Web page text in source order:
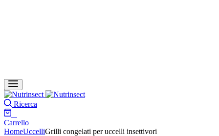
Ricerca
Carrello
HomeUccelliGrilli congelati per uccelli insettivori